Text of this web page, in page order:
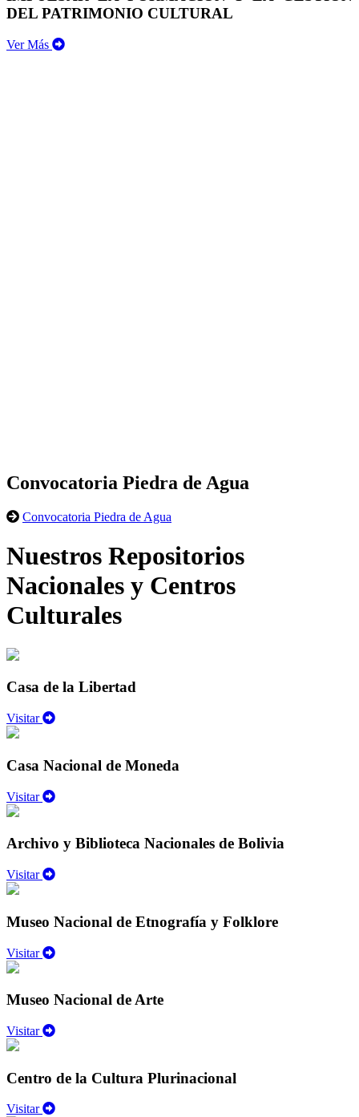
DEL PATRIMONIO CULTURAL
Ver Más
Convocatoria Piedra de Agua
Convocatoria Piedra de Agua
Nuestros Repositorios
Nacionales y Centros
Culturales
Casa de la Libertad
Visitar
Casa Nacional de Moneda
Visitar
Archivo y Biblioteca Nacionales de Bolivia
Visitar
Museo Nacional de Etnografía y Folklore
Visitar
Museo Nacional de Arte
Visitar
Centro de la Cultura Plurinacional
Visitar